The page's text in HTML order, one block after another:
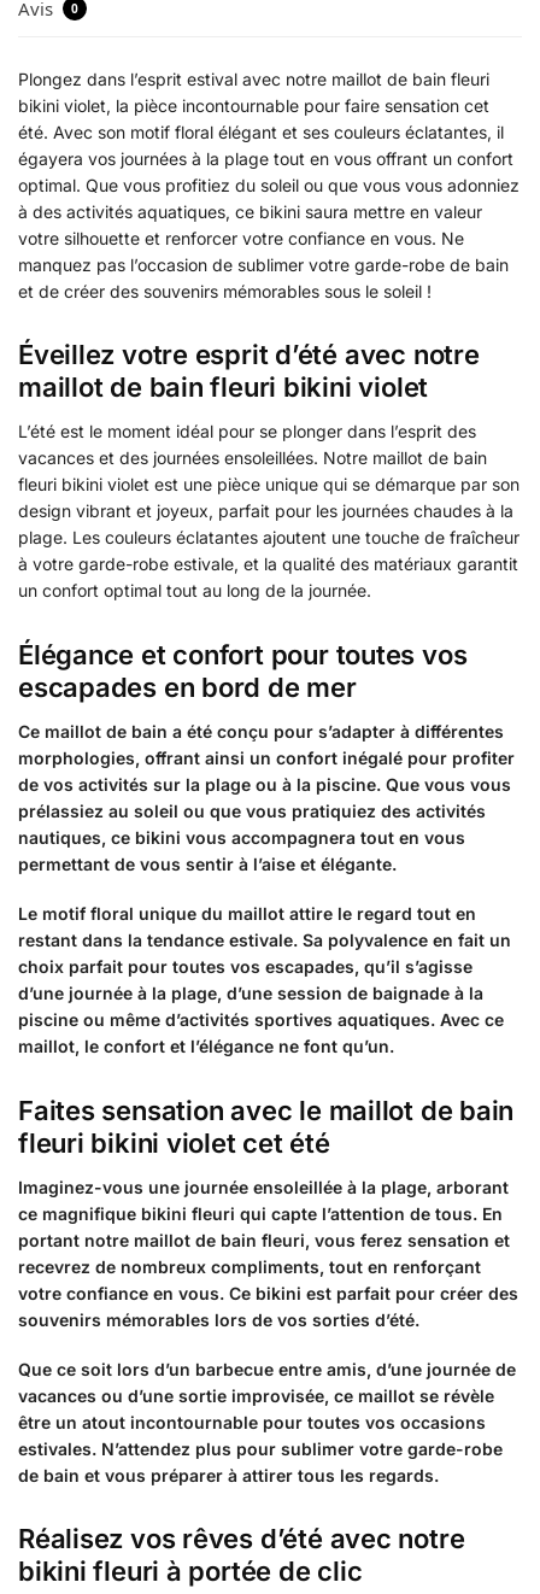
Avis 0
Plongez dans l’esprit estival avec notre maillot de bain fleuri
bikini violet, la pièce incontournable pour faire sensation cet
été. Avec son motif floral élégant et ses couleurs éclatantes, il
égayera vos journées à la plage tout en vous offrant un confort
optimal. Que vous profitiez du soleil ou que vous vous adonniez
à des activités aquatiques, ce bikini saura mettre en valeur
votre silhouette et renforcer votre confiance en vous. Ne
manquez pas l’occasion de sublimer votre garde-robe de bain
et de créer des souvenirs mémorables sous le soleil !
Éveillez votre esprit d’été avec notre
maillot de bain fleuri bikini violet
L’été est le moment idéal pour se plonger dans l’esprit des
vacances et des journées ensoleillées. Notre maillot de bain
fleuri bikini violet est une pièce unique qui se démarque par son
design vibrant et joyeux, parfait pour les journées chaudes à la
plage. Les couleurs éclatantes ajoutent une touche de fraîcheur
à votre garde-robe estivale, et la qualité des matériaux garantit
un confort optimal tout au long de la journée.
Élégance et confort pour toutes vos
escapades en bord de mer
Ce maillot de bain a été conçu pour s’adapter à différentes
morphologies, offrant ainsi un confort inégalé pour profiter
de vos activités sur la plage ou à la piscine. Que vous vous
prélassiez au soleil ou que vous pratiquiez des activités
nautiques, ce bikini vous accompagnera tout en vous
permettant de vous sentir à l’aise et élégante.
Le motif floral unique du maillot attire le regard tout en
restant dans la tendance estivale. Sa polyvalence en fait un
choix parfait pour toutes vos escapades, qu’il s’agisse
d’une journée à la plage, d’une session de baignade à la
piscine ou même d’activités sportives aquatiques. Avec ce
maillot, le confort et l’élégance ne font qu’un.
Faites sensation avec le maillot de bain
fleuri bikini violet cet été
Imaginez-vous une journée ensoleillée à la plage, arborant
ce magnifique bikini fleuri qui capte l’attention de tous. En
portant notre maillot de bain fleuri, vous ferez sensation et
recevrez de nombreux compliments, tout en renforçant
votre confiance en vous. Ce bikini est parfait pour créer des
souvenirs mémorables lors de vos sorties d’été.
Que ce soit lors d’un barbecue entre amis, d’une journée de
vacances ou d’une sortie improvisée, ce maillot se révèle
être un atout incontournable pour toutes vos occasions
estivales. N’attendez plus pour sublimer votre garde-robe
de bain et vous préparer à attirer tous les regards.
Réalisez vos rêves d’été avec notre
bikini fleuri à portée de clic